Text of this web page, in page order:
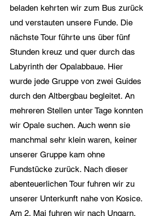
beladen kehrten wir zum Bus zurück
und verstauten unsere Funde. Die
nächste Tour führte uns über fünf
Stunden kreuz und quer durch das
Labyrinth der Opalabbaue. Hier
wurde jede Gruppe von zwei Guides
durch den Altbergbau begleitet. An
mehreren Stellen unter Tage konnten
wir Opale suchen. Auch wenn sie
manchmal sehr klein waren, keiner
unserer Gruppe kam ohne
Fundstücke zurück. Nach dieser
abenteuerlichen Tour fuhren wir zu
unserer Unterkunft nahe von Kosice.
Am 2. Mai fuhren wir nach Ungarn.